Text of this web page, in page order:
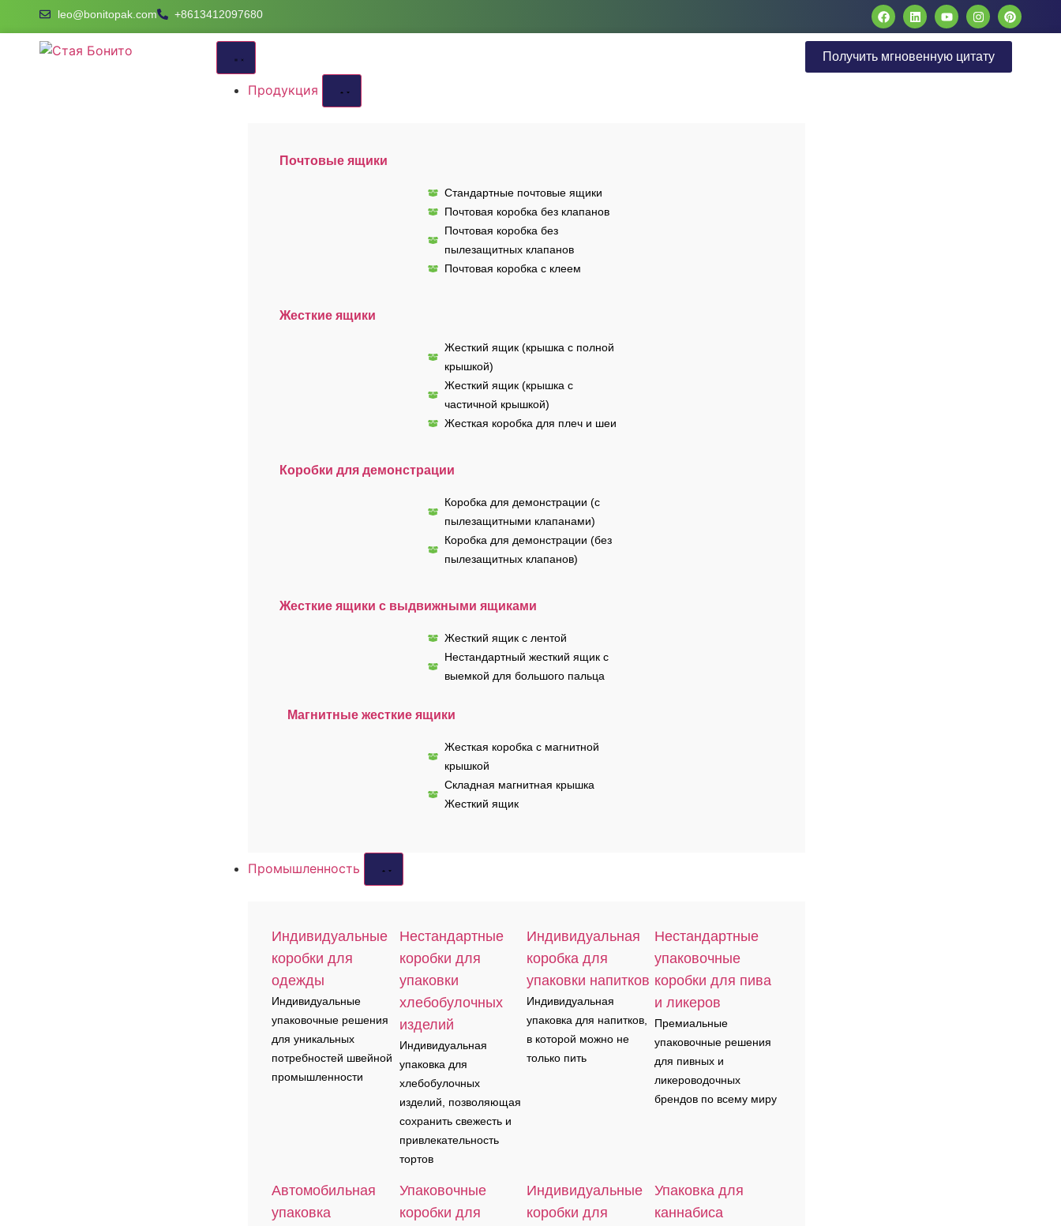
leo@bonitopak.com +8613412097680
Продукция
Почтовые ящики
Стандартные почтовые ящики
Почтовая коробка без клапанов
Почтовая коробка без
пылезащитных клапанов
Почтовая коробка с клеем
Жесткие ящики
Жесткий ящик (крышка с полной
крышкой)
Жесткий ящик (крышка с
частичной крышкой)
Жесткая коробка для плеч и шеи
Коробки для демонстрации
Коробка для демонстрации (с
пылезащитными клапанами)
Коробка для демонстрации (без
пылезащитных клапанов)
Жесткие ящики с выдвижными ящиками
Жесткий ящик с лентой
Нестандартный жесткий ящик с
выемкой для большого пальца
Магнитные жесткие ящики
Жесткая коробка с магнитной
крышкой
Складная магнитная крышка
Жесткий ящик
Промышленность
Индивидуальные
коробки для
одежды
Индивидуальные
упаковочные решения
для уникальных
потребностей швейной
промышленности
Нестандартные
коробки для
упаковки
хлебобулочных
изделий
Индивидуальная
упаковка для
хлебобулочных
изделий, позволяющая
сохранить свежесть и
привлекательность
тортов
Индивидуальная
коробка для
упаковки напитков
Индивидуальная
упаковка для напитков,
в которой можно не
только пить
Нестандартные
упаковочные
коробки для пива
и ликеров
Премиальные
упаковочные решения
для пивных и
ликероводочных
брендов по всему миру
Автомобильная
упаковка
Упаковочные
коробки для
Индивидуальные
коробки для
Упаковка для
каннабиса
Получить мгновенную цитату